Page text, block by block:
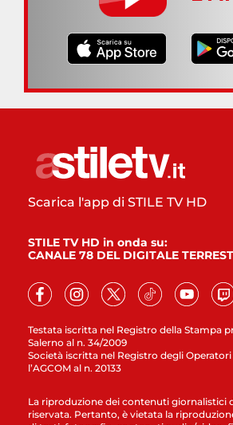
Testata iscritta nel Registro della Stampa
Salerno al n. 34/2009
Società iscritta nel Registro degli
l’AGCOM al n. 20133
Scarica l'app di STILE TV HD
STILE TV HD in onda su:
CANALE 78 DEL DIGITALE
La riproduzione dei contenuti giornalistici
riservata. Pertanto, è vietata la